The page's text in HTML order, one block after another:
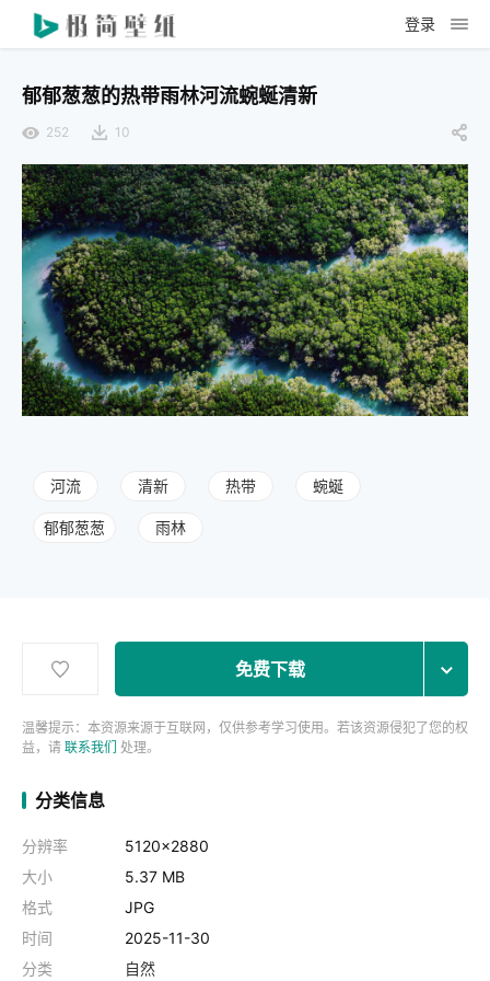
登录
郁郁葱葱的热带雨林河流蜿蜒清新
252 10
河流 清新 热带 蜿蜒
郁郁葱葱 雨林
免费下载
温馨提示：本资源来源于互联网，仅供参考学习使用。若该资源侵犯了您的权
益，请 联系我们 处理。
分类信息
分辨率
5120x2880
大小
5.37 MB
格式
JPG
时间
2025-11-30
分类
自然